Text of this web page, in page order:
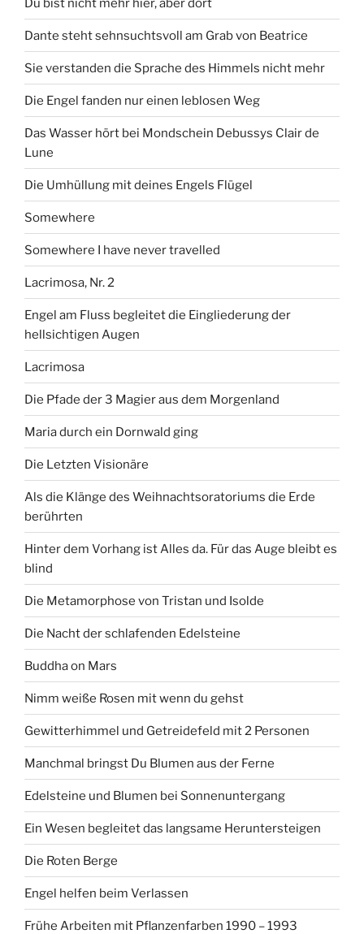
Du bist nicht mehr hier, aber dort
Dante steht sehnsuchtsvoll am Grab von Beatrice
Sie verstanden die Sprache des Himmels nicht mehr
Die Engel fanden nur einen leblosen Weg
Das Wasser hört bei Mondschein Debussys Clair de
Lune
Die Umhüllung mit deines Engels Flügel
Somewhere
Somewhere I have never travelled
Lacrimosa, Nr. 2
Engel am Fluss begleitet die Eingliederung der
hellsichtigen Augen
Lacrimosa
Die Pfade der 3 Magier aus dem Morgenland
Maria durch ein Dornwald ging
Die Letzten Visionäre
Als die Klänge des Weihnachtsoratoriums die Erde
berührten
Hinter dem Vorhang ist Alles da. Für das Auge bleibt es
blind
Die Metamorphose von Tristan und Isolde
Die Nacht der schlafenden Edelsteine
Buddha on Mars
Nimm weiße Rosen mit wenn du gehst
Gewitterhimmel und Getreidefeld mit 2 Personen
Manchmal bringst Du Blumen aus der Ferne
Edelsteine und Blumen bei Sonnenuntergang
Ein Wesen begleitet das langsame Heruntersteigen
Die Roten Berge
Engel helfen beim Verlassen
Frühe Arbeiten mit Pflanzenfarben 1990 – 1993